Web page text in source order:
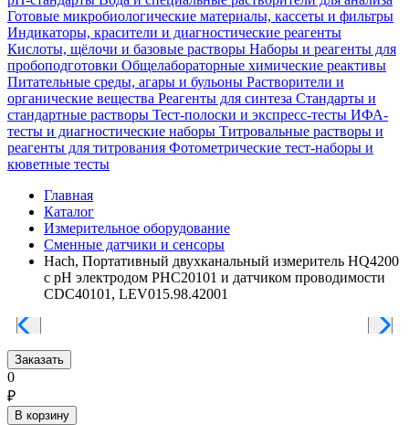
Готовые микробиологические материалы, кассеты и фильтры
Индикаторы, красители и диагностические реагенты
Кислоты, щёлочи и базовые растворы Наборы и реагенты для
пробоподготовки Общелабораторные химические реактивы
Питательные среды, агары и бульоны Растворители и
органические вещества Реагенты для синтеза Стандарты и
стандартные растворы Тест-полоски и экспресс-тесты ИФА-
тесты и диагностические наборы Титровальные растворы и
реагенты для титрования Фотометрические тест-наборы и
кюветные тесты
Главная
Каталог
Измерительное оборудование
Сменные датчики и сенсоры
Hach, Портативный двухканальный измеритель HQ4200
c pH электродом PHC20101 и датчиком проводимости
CDC40101, LEV015.98.42001
Заказать
0
₽
В корзину